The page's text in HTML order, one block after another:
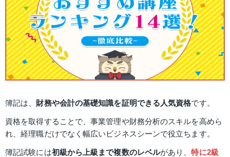
簿記は、 財務や会計の基礎知識を証明できる人気資格です。
資格を取得することで、事業管理や財務分析のスキルを高めら
れ、経理職だけでなく幅広いビジネスシーンで役立ちます。
簿記試験には初級から上級まで複数のレベルがあり、特に2級